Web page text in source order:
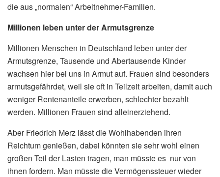
die aus „normalen“ Arbeitnehmer-Familien.
Millionen leben unter der Armutsgrenze
Millionen Menschen in Deutschland leben unter der
Armutsgrenze, Tausende und Abertausende Kinder
wachsen hier bei uns in Armut auf. Frauen sind besonders
armutsgefährdet, weil sie oft in Teilzeit arbeiten, damit auch
weniger Rentenanteile erwerben, schlechter bezahlt
werden. Millionen Frauen sind alleinerziehend.
Aber Friedrich Merz lässt die Wohlhabenden ihren
Reichtum genießen, dabei könnten sie sehr wohl einen
großen Teil der Lasten tragen, man müsste es nur von
ihnen fordern. Man müsste die Vermögenssteuer wieder